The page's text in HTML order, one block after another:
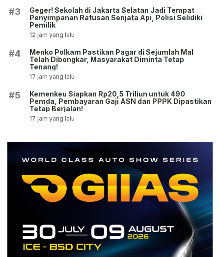
#3
Geger! Sekolah di Jakarta Selatan Jadi Tempat
Penyimpanan Ratusan Senjata Api, Polisi Selidiki
Pemilik
12 jam yang lalu
#4
Menko Polkam Pastikan Pagar di Sejumlah Mal
Telah Dibongkar, Masyarakat Diminta Tetap
Tenang!
17 jam yang lalu
#5
Kemenkeu Siapkan Rp20,5 Triliun untuk 490
Pemda, Pembayaran Gaji ASN dan PPPK Dipastikan
Tetap Berjalan!
17 jam yang lalu